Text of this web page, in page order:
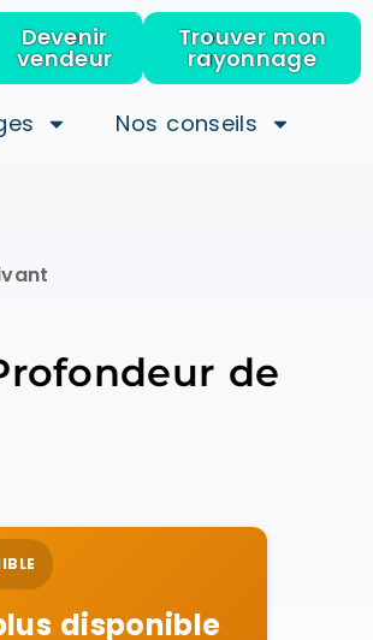
Devenir
vendeur
Trouver mon
rayonnage
Nos conseils
de
disponible